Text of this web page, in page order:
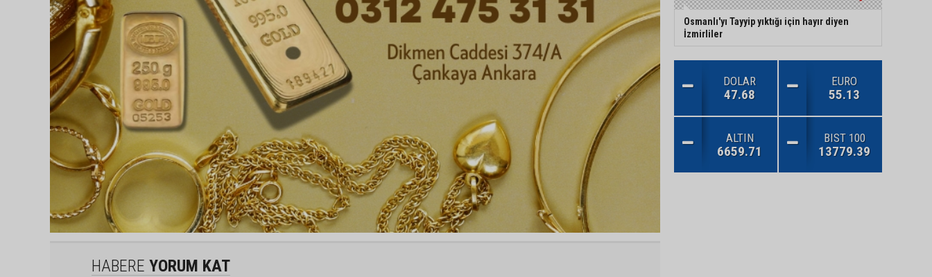
HABERE YORUM KAT
Osmanlı'yı Tayyip yıktığı için hayır diyen
İzmirliler
DOLAR
47.68
EURO
55.13
ALTIN
6659.71
BIST 100
13779.39